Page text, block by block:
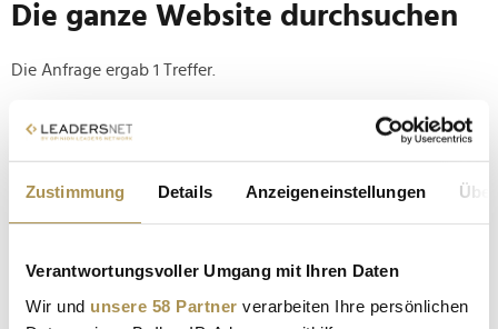
Zustimmung Details Anzeigeneinstellungen
Verantwortungsvoller Umgang mit Ihren Daten
Wir und unsere 58 Partner verarbeiten Ihre persönlichen
Die ganze Website durchsuchen
Die Anfrage ergab 1 Treffer.
Tipp
Setzen Sie die gesuchten Wörter zwischen
Anführungszeichen: zb "Vorname Nachname".
ESC 2026 in Wien: Alle Fakten, Songs und
Überraschungen zum 70. Eurovision Song Contest